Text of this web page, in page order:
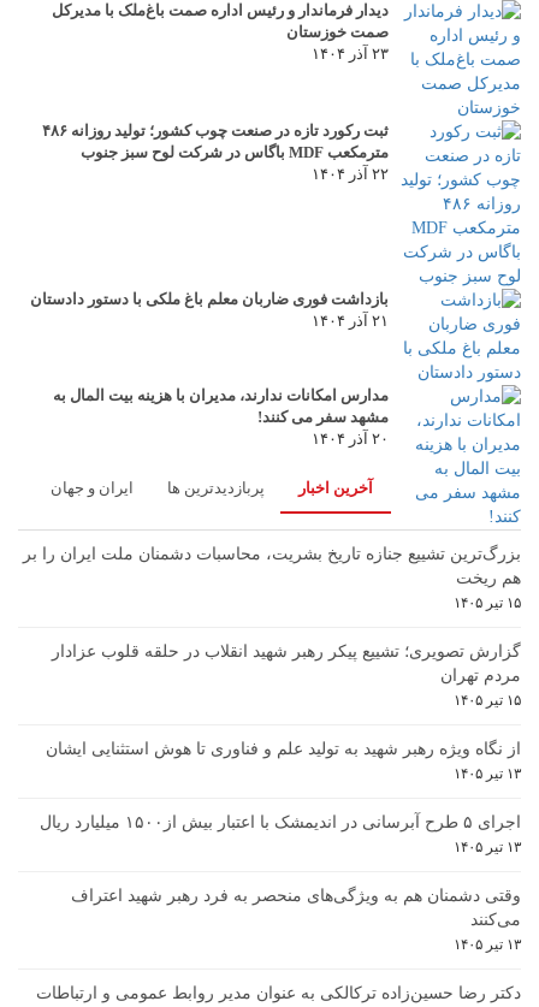
دیدار فرماندار و رئیس اداره صمت باغ‌ملک با مدیرکل
صمت خوزستان
۲۳ آذر ۱۴۰۴
ثبت رکورد تازه در صنعت چوب کشور؛ تولید روزانه ۴۸۶
مترمکعب MDF باگاس در شرکت لوح سبز جنوب
۲۲ آذر ۱۴۰۴
بازداشت فوری ضاربان معلم باغ ملکی با دستور دادستان
۲۱ آذر ۱۴۰۴
مدارس امکانات ندارند، مدیران با هزینه بیت المال به
مشهد سفر می کنند!
۲۰ آذر ۱۴۰۴
آخرین اخبار پربازدیدترین ها ایران و جهان
بزرگ‌ترین تشییع جنازه تاریخ بشریت، محاسبات دشمنان ملت ایران را بر
هم ریخت
۱۵ تیر ۱۴۰۵
گزارش تصویری؛ تشییع پیکر رهبر شهید انقلاب در حلقه قلوب عزادار
مردم تهران
۱۵ تیر ۱۴۰۵
از نگاه ویژه رهبر شهید به تولید علم و فناوری تا هوش استثنایی ایشان
۱۳ تیر ۱۴۰۵
اجرای ۵ طرح آبرسانی در اندیمشک با اعتبار بیش از۱۵۰۰ میلیارد ریال
۱۳ تیر ۱۴۰۵
وقتی دشمنان هم به ویژگی‌های منحصر به فرد رهبر شهید اعتراف
می‌کنند
۱۳ تیر ۱۴۰۵
دکتر رضا حسین‌زاده ترکالکی به عنوان مدیر روابط عمومی و ارتباطات